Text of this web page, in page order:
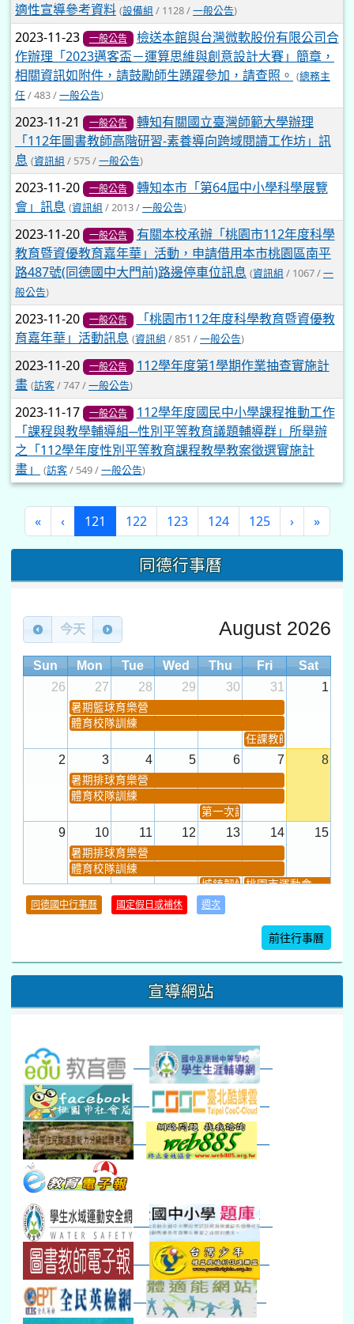
適性宣導參考資料 (設備組 / 1128 /一般公告)
2023-11-23 一般公告
檢送本館與台灣微軟股份有限公司合
作辦理「2023邁客盃－運算思維與創意設計大賽」簡章，
相關資訊如附件，請鼓勵師生踴躍參加，請查照。 (總務主
任/ 483 /一般公告)
2023-11-21 一般公告
轉知有關國立臺灣師範大學辦理
「112年圖書教師高階研習-素養導向跨域閱讀工作坊」訊
息 (資訊組 / 575 /一般公告)
2023-11-20 一般公告
轉知本市「第64屆中小學科學展覽
會」訊息 (資訊組 / 2013 /一般公告)
2023-11-20 一般公告
有關本校承辦「桃園市112年度科學
教育暨資優教育嘉年華」活動，申請借用本市桃園區南平
路487號(同德國中大門前)路邊停車位訊息 (資訊組 / 1067 /一
般公告)
2023-11-20 一般公告
「桃園市112年度科學教育暨資優教
育嘉年華」活動訊息 (資訊組 / 851 /一般公告)
2023-11-20 一般公告
112學年度第1學期作業抽查實施計
畫 (訪客/ 747 /一般公告)
2023-11-17 一般公告
112學年度國民中小學課程推動工作
「課程與教學輔導組─性別平等教育議題輔導群」所舉辦
之「112學年度性別平等教育課程教學教案徵選實施計
畫」
(訪客/ 549 /一般公告)
« ‹ 121 (current)
122 123 124 125 › »
同德行事曆
今天 August 2026
Sun Mon Tue Wed Thu Fri
Sat
26
27 28 29 30 31 1
暑期籃球育樂營
體育校隊訓練
任課教師抽籤
2 3 4 5 6 7 8
暑期排球育樂營
體育校隊訓練
第一次課發會 (12:30~)
9 10 11 12 13 14 15
暑期排球育樂營
體育校隊訓練
城鎮韌性(防空)演習
桃園市運動會
暑期體育育樂營結束
21 22
桃園市運動會
數感實驗夏令營(整天)
新生智力測驗補測(...
下午-新進教師研習
教師備課會議
新生訓練(整天)新生訓練(~12:00)
下午-校務會議14:00-
八九年級返校8-9
防災演練工作分配及...
30 31 2 3
本週_健康檢查週各班器材負責人訓練
發放班級書箱及晨讀...
技藝教育學程說明會...
12:30幹部訓練七年級新生健檢
本週_友善校園週收學生證、換補教科...
本週_圖書館開放借...
開學日
第一週
超額比序暨免試入學...
同德國中行事曆 國定假日或補休 週次
前往行事曆
宣導網站